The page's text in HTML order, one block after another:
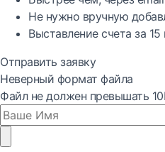
Не нужно вручную
Выставление счета за 15
Отправить заявку
Неверный формат файла
Файл не должен превышать